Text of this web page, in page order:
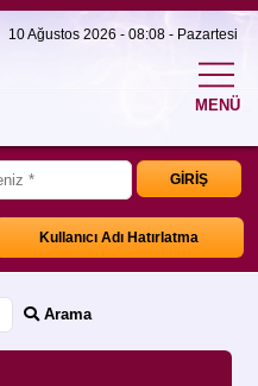
10 Ağustos 2026 - 08:08 - Pazartesi
MENÜ
GİRİŞ
Kullanıcı Adı Hatırlatma
Arama